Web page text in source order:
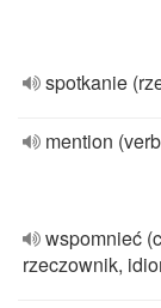
spotkanie
mention
wspomnieć
rzeczownik,